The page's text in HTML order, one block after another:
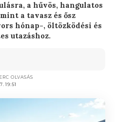
a hűvös, hangulatos
a tavasz és ősz
hónap-, öltözködési és
utazáshoz.
19:51
OLVASÁS